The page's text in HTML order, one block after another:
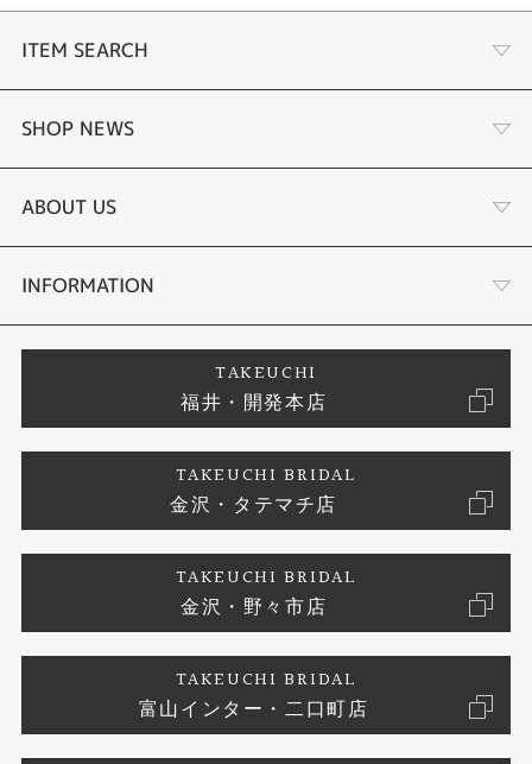
ITEM SEARCH
婚約指輪
結婚指輪
セットリング
婚約ネックレス
エタニティリング
SHOP NEWS
ふくい時計宝石修理研究所
タケウチのこだわり
プロポーズサポート
ブランドリスト
ジュエリーリフォーム
ABOUT US
会社概要
お客様の声
INFORMATION
プライバシーポリシー
TAKEUCHI
福井・開発本店
TAKEUCHI BRIDAL
金沢・タテマチ店
TAKEUCHI BRIDAL
金沢・野々市店
TAKEUCHI BRIDAL
富山インター・二口町店